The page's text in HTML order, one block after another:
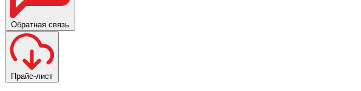
Обратная связь
Прайс-лист